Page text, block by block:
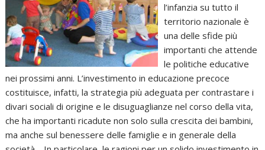
l’infanzia su tutto il
territorio nazionale è
una delle sfide più
importanti che attende
le politiche educative
nei prossimi anni. L’investimento in educazione precoce
costituisce, infatti, la strategia più adeguata per contrastare i
divari sociali di origine e le disuguaglianze nel corso della vita,
che ha importanti ricadute non solo sulla crescita dei bambini,
ma anche sul benessere delle famiglie e in generale della